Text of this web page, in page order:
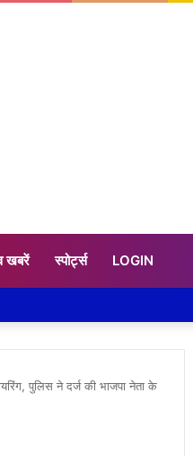
खबरें स्पोर्ट्स LOGIN
पुलिस ने दर्ज की भाजपा नेता के